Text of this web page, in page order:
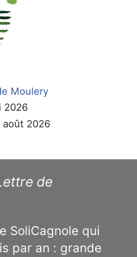
Moulery
2026
août 2026
de
SoliCagnole qui
par an : grande